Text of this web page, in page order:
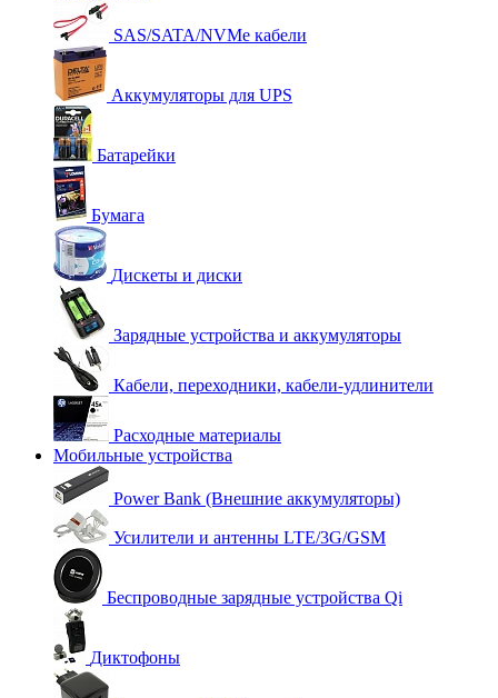
SAS/SATA/NVMe кабели
Аккумуляторы для UPS
Батарейки
Бумага
Дискеты и диски
Зарядные устройства и аккумуляторы
Кабели, переходники, кабели-удлинители
Расходные материалы
Мобильные устройства
Power Bank (Внешние аккумуляторы)
Усилители и антенны LTE/3G/GSM
Беспроводные зарядные устройства Qi
Диктофоны